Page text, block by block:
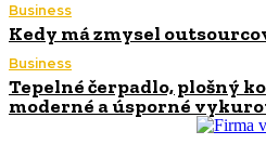
Business
Kedy má zmysel
Business
Tepelné čerpadlo, plošný
moderné a úsporné